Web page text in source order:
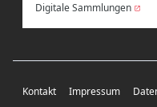
Digitale Sammlungen
Kontakt Impressum